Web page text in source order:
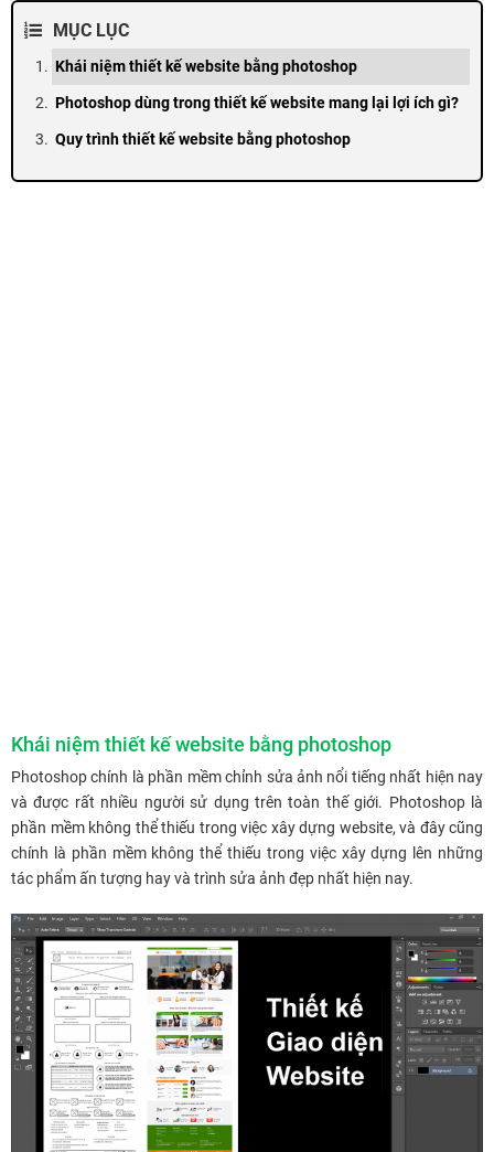
MỤC LỤC
Khái niệm thiết kế website bằng photoshop
Photoshop dùng trong thiết kế website mang lại lợi ích gì?
Quy trình thiết kế website bằng photoshop
Khái niệm thiết kế website bằng photoshop
Photoshop chính là phần mềm chỉnh sửa ảnh nổi tiếng nhất hiện nay
và được rất nhiều người sử dụng trên toàn thế giới. Photoshop là
phần mềm không thể thiếu trong việc xây dựng website, và đây cũng
chính là phần mềm không thể thiếu trong việc xây dựng lên những
tác phẩm ấn tượng hay và trình sửa ảnh đẹp nhất hiện nay.